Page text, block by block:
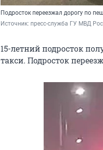
Подросток переезжал дорогу по
Источник: пресс-служба ГУ МВД
15-летний подросток
такси. Подросток